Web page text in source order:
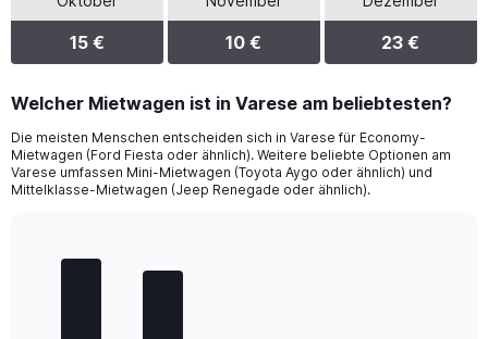
15 € 10 € 23 €
Welcher Mietwagen ist in Varese am beliebtesten?
Die meisten Menschen entscheiden sich in Varese für Economy-
Mietwagen (Ford Fiesta oder ähnlich). Weitere beliebte Optionen am
Varese umfassen Mini-Mietwagen (Toyota Aygo oder ähnlich) und
Mittelklasse-Mietwagen (Jeep Renegade oder ähnlich).